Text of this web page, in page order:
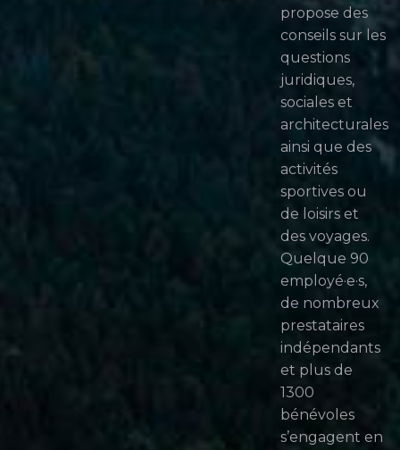
propose des
conseils sur les
questions
juridiques,
sociales et
architecturales
ainsi que des
activités
sportives ou
de loisirs et
des voyages.
Quelque 90
employé·e·s,
de nombreux
prestataires
indépendants
et plus de
1300
bénévoles
s’engagent en